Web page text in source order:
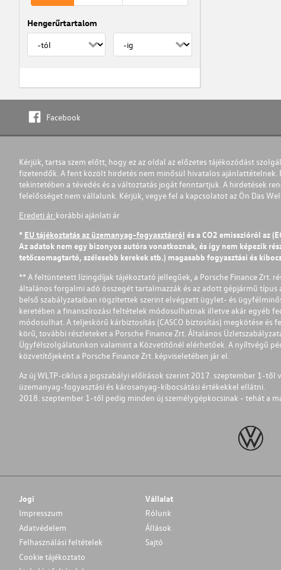
Hengerűrtartalom
Facebook
Kérjük, tartsa szem előtt, hogy ez az oldal az előzetes tájékozódást
fizetendők. A fent közölt hirdetés nem minősül hivatalos
tekintetében a tévedés és a változtatás jogát fenntartjuk. A hirdetések
felelősséget nem vállalunk. Kérjük, vegye fel a kapcsolatot az Ön Das
Eredeti ár:korábbi ajánlati ár
* EU tájékoztatás az üzemanyag-fogyasztásról és a CO2 emisszióról az
Az adatok nem egy bizonyos autóra vonatkoznak, és így nem képezik
tetőcsomagtartó, szélesebb kerekek stb.) magasabb fogyasztási és
** A feltüntetett lízingdíjak tájékoztató jellegűek, a Porsche Finance Zrt.
általános forgalmi adó összegét tartalmazzák és az adott gépjármű
belső szabályzataiban rögzítettek szerint elvégzett ügylet- és
keretében a finanszírozási feltételek módosulhatnak illetve akár egyéb
módosulhat. A teljeskörű kárbiztosítás (CASCO biztosítás) megkötése
körű, további részleteket a Porsche Finance Zrt. Általános
Ügyfélszolgálatunkon valamint a Közvetítőnél elérhetőek. A nyíltvégű
közvetítőjeként a Porsche Finance Zrt. képviseletében jár el.
Az új WLTP-ciklus a jogszabályi előírások szerint 2017. szeptember 1-
üzemanyag-fogyasztási és károsanyag-kibocsátási értékekkel ellátni.
2018. szeptember 1-től pedig minden új személygépkocsinak - tehát a
Jogi
Impresszum
Adatvédelem
Felhasználási feltételek
Cookie tájékoztato
Vállalat
Rólunk
Állások
Sajtó